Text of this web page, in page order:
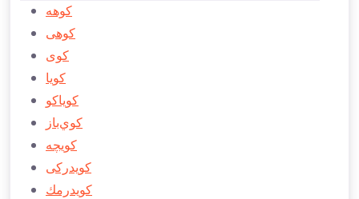
كوهه
كوهی
كوی
كویا
كوياكو
كوي‌باز
كویچه
كويدركی
كويدرمك